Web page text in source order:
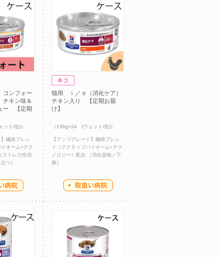
ンフォー
チキン味＆
ー 【定期
ト/缶)）
繊維ブレン
オーム+テク
ストレス性消
つ］
猫用 ｉ／ｄ（消化ケア）
チキン入り 【定期お届
け】
（156g×24 (ウェット/缶)）
【アップグレード】繊維ブレン
ド（アクティブバイオーム+テク
ノロジー）配合 ［消化器病／下
痢］